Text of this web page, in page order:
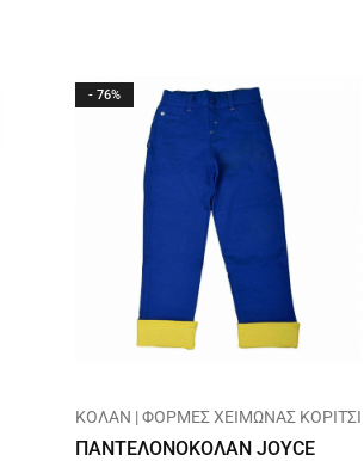
- 76%
ΚΟΛΑΝ | ΦΟΡΜΕΣ ΧΕΙΜΩΝΑΣ ΚΟΡΙΤΣΙ
ΠΑΝΤΕΛΟΝΟΚΟΛΑΝ JOYCE